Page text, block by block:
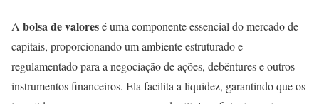
A bolsa de valoresé uma componente essencial do mercado de
capitais, proporcionando um ambiente estruturado e
regulamentado para a negociação de ações, debêntures e outros
instrumentos financeiros. Ela facilita a liquidez, garantindo que os